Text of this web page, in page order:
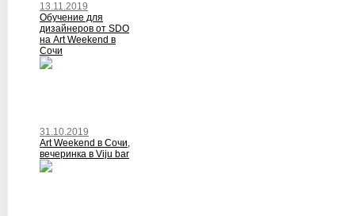
13.11.2019
Обучение для
дизайнеров от SDO
на Art Weekend в
Сочи
31.10.2019
Art Weekend в Сочи,
вечеринка в Viju bar